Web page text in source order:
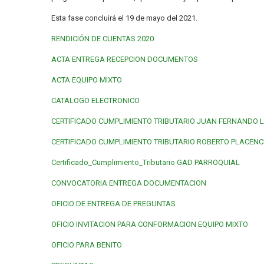
Esta fase concluirá el 19 de mayo del 2021.
RENDICIÓN DE CUENTAS 2020
ACTA ENTREGA RECEPCION DOCUMENTOS
ACTA EQUIPO MIXTO
CATALOGO ELECTRONICO
CERTIFICADO CUMPLIMIENTO TRIBUTARIO JUAN FERNANDO
CERTIFICADO CUMPLIMIENTO TRIBUTARIO ROBERTO
Certificado_Cumplimiento_Tributario GAD PARROQUIAL
CONVOCATORIA ENTREGA DOCUMENTACION
OFICIO DE ENTREGA DE PREGUNTAS
OFICIO INVITACION PARA CONFORMACION EQUIPO MIXTO
OFICIO PARA BENITO